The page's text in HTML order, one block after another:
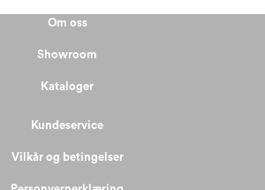
Om oss
Showroom
Kataloger
Kundeservice
Vilkår og betingelser